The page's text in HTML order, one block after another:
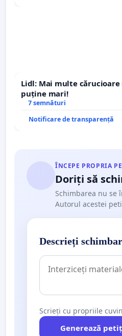
Lidl: Mai multe
puține mari!
7 semnături
Notificare de transparență
ÎNCEPE PROPRIA
Doriți să
Schimbarea nu se
Autorul acestei
Descrieți
Scrieți cu propriile
Generează